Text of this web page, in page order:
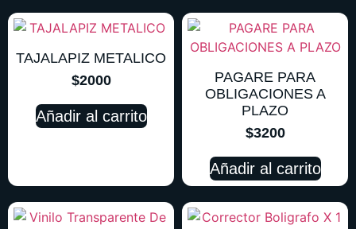
TAJALAPIZ METALICO
$2000
Añadir al carrito
PAGARE PARA
OBLIGACIONES A
PLAZO
$3200
Añadir al carrito